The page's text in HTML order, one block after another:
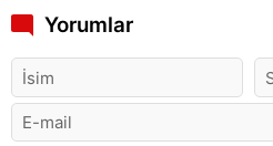
Yorumlar